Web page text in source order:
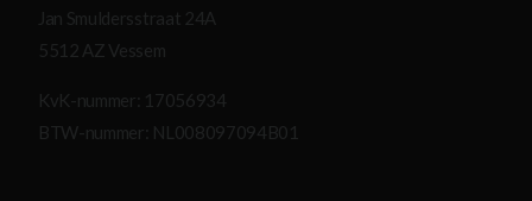
Jan Smuldersstraat 24A
5512 AZ Vessem
KvK-nummer: 17056934
BTW-nummer: NL008097094B01